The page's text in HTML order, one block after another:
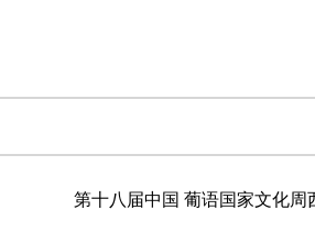
第十八届中国 葡语国家文化周